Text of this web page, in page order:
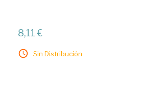
8,11 €
Sin Distribución